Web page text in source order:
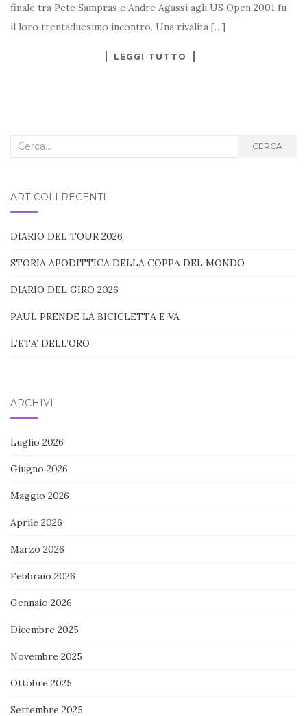
finale tra Pete Sampras e Andre Agassi agli US Open 2001 fu
il loro trentaduesimo incontro. Una rivalità […]
LEGGI TUTTO
Cerca
CERCA
ARTICOLI RECENTI
DIARIO DEL TOUR 2026
STORIA APODITTICA DELLA COPPA DEL MONDO
DIARIO DEL GIRO 2026
PAUL PRENDE LA BICICLETTA E VA
L’ETA’ DELL’ORO
ARCHIVI
Luglio 2026
Giugno 2026
Maggio 2026
Aprile 2026
Marzo 2026
Febbraio 2026
Gennaio 2026
Dicembre 2025
Novembre 2025
Ottobre 2025
Settembre 2025